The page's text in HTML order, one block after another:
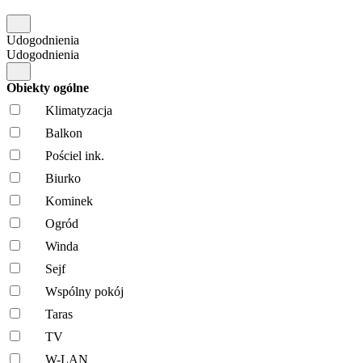
Udogodnienia
Udogodnienia
Obiekty ogólne
Klimatyzacja
Balkon
Pościel ink.
Biurko
Kominek
Ogród
Winda
Sejf
Wspólny pokój
Taras
TV
W-LAN